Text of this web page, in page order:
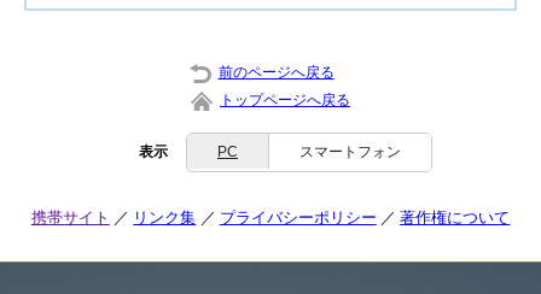
前のページへ戻る
トップページへ戻る
表示 PC スマートフォン
携帯サイト リンク集 プライバシーポリシー 著作権について